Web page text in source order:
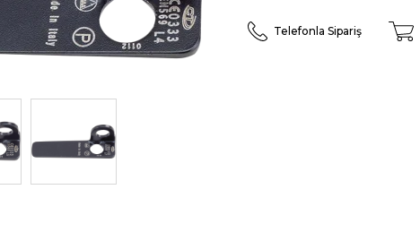
Telefonla Sipariş